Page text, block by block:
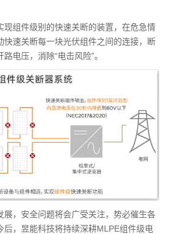
现组件级别的快速关断的装置，在危急情
快速关断每一块光伏组件之间的连接，断
电压，消除“电击风险”。
展，安全问题将会广受关注，势必催生各
后，昱能科技将持续深耕MLPE组件级电